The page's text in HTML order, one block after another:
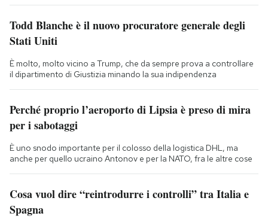
Todd Blanche è il nuovo procuratore generale degli
Stati Uniti
È molto, molto vicino a Trump, che da sempre prova a controllare
il dipartimento di Giustizia minando la sua indipendenza
Perché proprio l’aeroporto di Lipsia è preso di mira
per i sabotaggi
È uno snodo importante per il colosso della logistica DHL, ma
anche per quello ucraino Antonov e per la NATO, fra le altre cose
Cosa vuol dire “reintrodurre i controlli” tra Italia e
Spagna